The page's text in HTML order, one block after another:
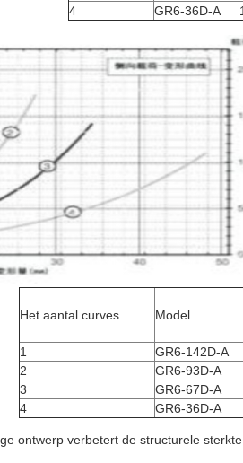
4
GR6-36D-A
Het aantal curves Model
1 GR6-142D-A
2
GR6-93D-A
3
GR6-67D-A
4
GR6-36D-A
ontwerp verbetert de structurele